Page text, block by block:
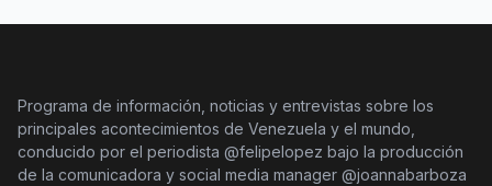
Programa de información, noticias y entrevistas sobre los
principales acontecimientos de Venezuela y el mundo,
conducido por el periodista @felipelopez bajo la producción
de la comunicadora y social media manager @joannabarboza